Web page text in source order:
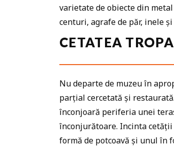
varietate de obiecte din
centuri, agrafe de păr, inele
CETATEA
Nu departe de muzeu în
parțial cercetată și
înconjoară periferia unei
înconjurătoare. Incinta
formă de potcoavă și unul în